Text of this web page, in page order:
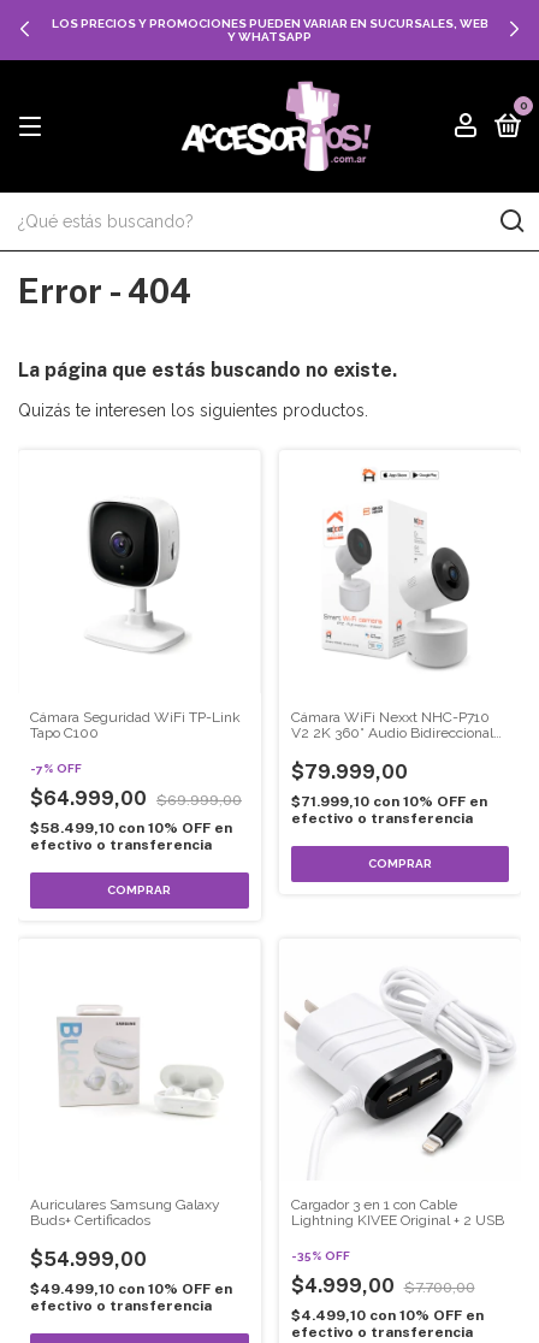
LOS PRECIOS Y PROMOCIONES PUEDEN VARIAR EN SUCURSALES, WEB
Y WHATSAPP
0
Error - 404
La página que estás buscando no existe.
Quizás te interesen los siguientes productos.
Cámara Seguridad WiFi TP-Link
Tapo C100
-7% OFF
$64.999,00
$69.999,00
$58.499,10 con 10% OFF en
efectivo o transferencia
Cámara WiFi Nexxt NHC-P710
V2 2K 360° Audio Bidireccional
$79.999,00
$71.999,10 con 10% OFF en
efectivo o transferencia
Auriculares Samsung Galaxy
Buds+ Certificados
$54.999,00
$49.499,10 con 10% OFF en
efectivo o transferencia
Cargador 3 en 1 con Cable
Lightning KIVEE Original + 2 USB
-35% OFF
$4.999,00
$7.700,00
$4.499,10 con 10% OFF en
efectivo o transferencia